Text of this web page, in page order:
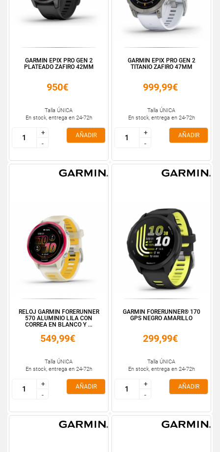
GARMIN EPIX PRO GEN 2
PLATEADO ZAFIRO 42MM
950€
Talla ÚNICA
En stock, entrega en 24-72h
+
-
+
-
AÑADIR
GARMIN EPIX PRO GEN 2
TITANIO ZAFIRO 47MM
999,99€
Talla ÚNICA
En stock, entrega en 24-72h
+
-
+
-
AÑADIR
RELOJ GARMIN FORERUNNER
570 ALUMINIO LILA CON
CORREA EN BLANCO Y ...
549,99€
Talla ÚNICA
En stock, entrega en 24-72h
+
-
+
-
AÑADIR
GARMIN FORERUNNER® 170
GPS NEGRO AMARILLO
299,99€
Talla ÚNICA
En stock, entrega en 24-72h
+
-
+
-
AÑADIR